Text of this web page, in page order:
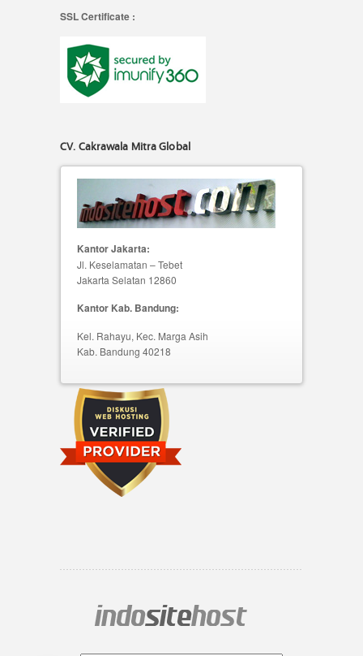
SSL Certificate :
CV. Cakrawala Mitra Global
Kantor Jakarta:
Jl. Keselamatan – Tebet
Jakarta Selatan 12860
Kantor Kab. Bandung:
Kel. Rahayu, Kec. Marga Asih
Kab. Bandung 40218